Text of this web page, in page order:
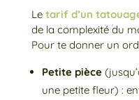
Le tarif d’un
de la complexité du
Pour te donner un
Petite pièce
une petite fleur) :